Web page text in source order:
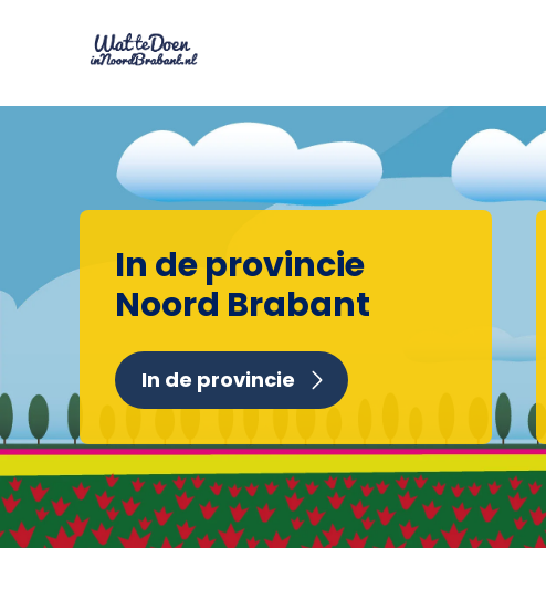
In de provincie
Noord Brabant
In de provincie